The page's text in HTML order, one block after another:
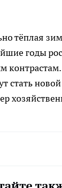
тёплая
годы
стать